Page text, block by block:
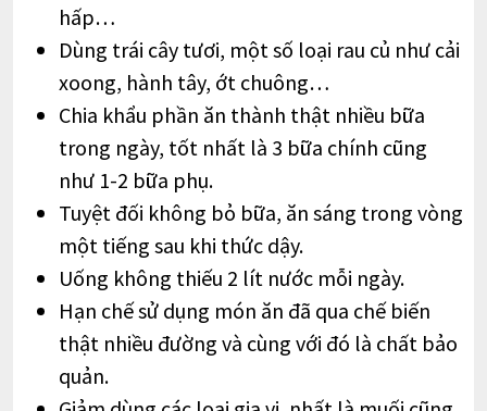
hấp…
Dùng trái cây tươi, một số loại rau củ như cải
xoong, hành tây, ớt chuông…
Chia khẩu phần ăn thành thật nhiều bữa
trong ngày, tốt nhất là 3 bữa chính cũng
như 1-2 bữa phụ.
Tuyệt đối không bỏ bữa, ăn sáng trong vòng
một tiếng sau khi thức dậy.
Uống không thiếu 2 lít nước mỗi ngày.
Hạn chế sử dụng món ăn đã qua chế biến
thật nhiều đường và cùng với đó là chất bảo
quản.